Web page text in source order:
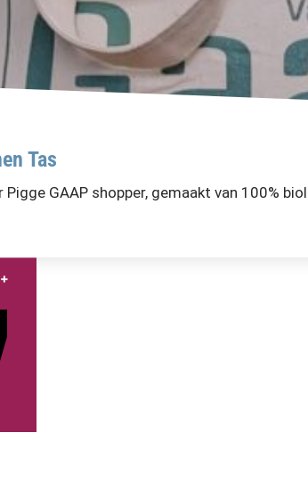
Tas
Pigge GAAP shopper, gemaakt van 100%
+